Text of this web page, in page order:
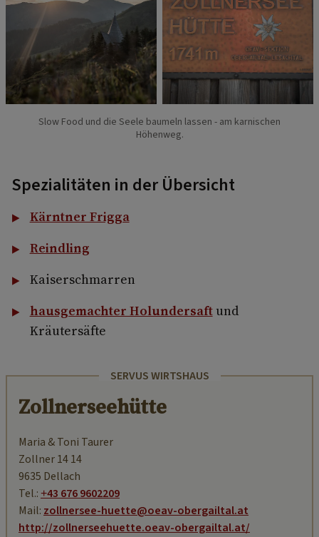
Slow Food und die Seele baumeln lassen - am karnischen
Höhenweg.
Spezialitäten in der Übersicht
Kärntner Frigga
Reindling
Kaiserschmarren
hausgemachter Holundersaftund
Kräutersäfte
SERVUS WIRTSHAUS
Zollnerseehütte
Maria & Toni Taurer
Zollner 14 14
9635 Dellach
Tel.:+43 676 9602209
Mail: zollnersee-huette@oeav-obergailtal.at
http://zollnerseehuette.oeav-obergailtal.at/